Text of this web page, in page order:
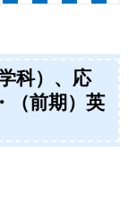
科）、応
（前期）英